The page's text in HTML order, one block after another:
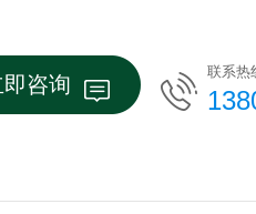
咨询
联系热